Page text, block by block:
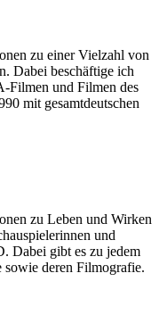
zu einer Vielzahl von
Dabei beschäftige ich
Filmen und Filmen des
mit gesamtdeutschen
zu Leben und Wirken
und
Dabei gibt es zu jedem
sowie deren Filmografie.